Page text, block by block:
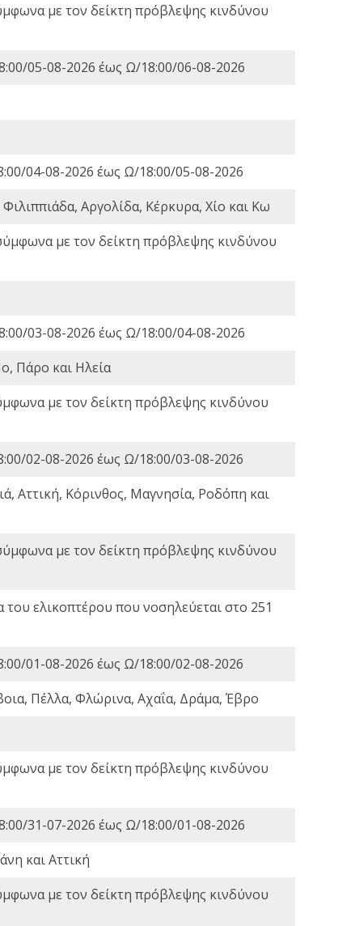
με τον δείκτη πρόβλεψης κινδύνου
05-08-2026 έως Ω/18:00/06-08-2026
04-08-2026 έως Ω/18:00/05-08-2026
Αργολίδα, Κέρκυρα, Χίο και Κω
με τον δείκτη πρόβλεψης κινδύνου
03-08-2026 έως Ω/18:00/04-08-2026
Πάρο και Ηλεία
με τον δείκτη πρόβλεψης κινδύνου
02-08-2026 έως Ω/18:00/03-08-2026
Αττική, Κόρινθος, Μαγνησία, Ροδόπη και
με τον δείκτη πρόβλεψης κινδύνου
ελικοπτέρου που νοσηλεύεται στο 251
01-08-2026 έως Ω/18:00/02-08-2026
Πέλλα, Φλώρινα, Αχαΐα, Δράμα, Έβρο
με τον δείκτη πρόβλεψης κινδύνου
31-07-2026 έως Ω/18:00/01-08-2026
και Αττική
με τον δείκτη πρόβλεψης κινδύνου